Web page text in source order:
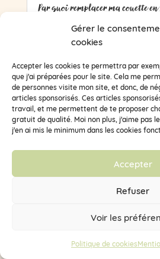
Gérer le
cookies
Accepter les cookies te permettra par
que j'ai préparées pour le site. Cela me
de personnes visite mon site, et donc, de
articles sponsorisés. Ces articles
travail, et me permettent de te proposer
gratuit de qualité. Moi non plus, j'aime pas
j'en ai mis le minimum dans les cookies
Accepter
Refuser
Voir les
Politique de cookies
Par quoi remplacer ma couette
me questionne sur les micro-
lire plus